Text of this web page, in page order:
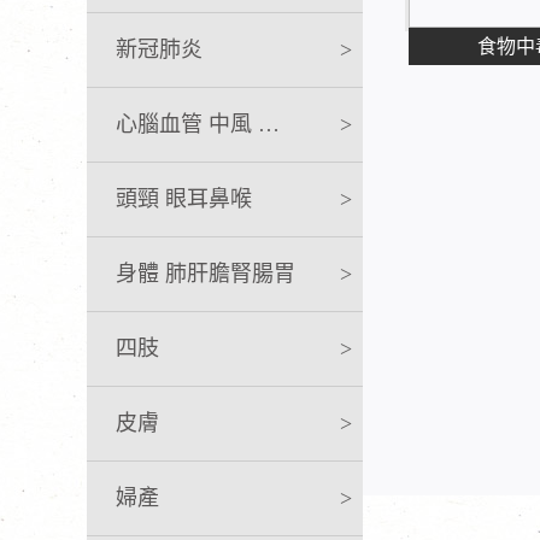
新冠肺炎 >
心腦血管 中風 急救 >
頭頸 眼耳鼻喉 >
身體 肺肝膽腎腸胃 >
四肢 >
皮膚 >
婦產 >
食物中